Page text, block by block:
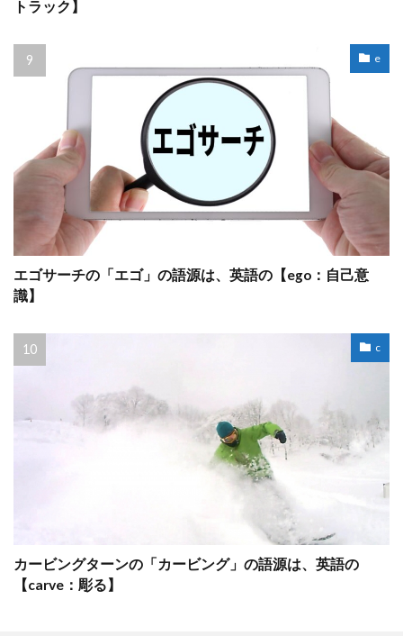
トラック】
e
エゴサーチの「エゴ」の語源は、英語の【ego：自己意
識】
c
カービングターンの「カービング」の語源は、英語の
【carve：彫る】